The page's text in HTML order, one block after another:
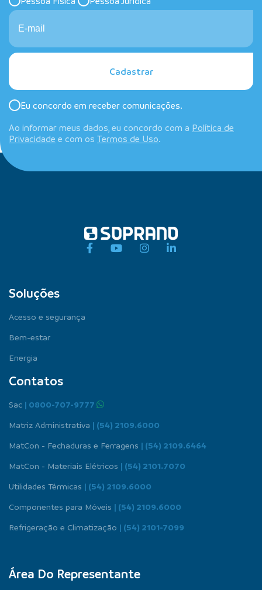
Cadastrar
Eu concordo em receber comunicações.
Ao informar meus dados, eu concordo com a Política de
Privacidade e com os Termos de Uso.
Soluções
Acesso e segurança
Bem-estar
Energia
Contatos
Sac | 0800-707-9777
Matriz Administrativa | (54) 2109.6000
MatCon - Fechaduras e Ferragens | (54) 2109.6464
MatCon - Materiais Elétricos | (54) 2101.7070
Utilidades Térmicas | (54) 2109.6000
Componentes para Móveis | (54) 2109.6000
Refrigeração e Climatização | (54) 2101-7099
Área Do Representante